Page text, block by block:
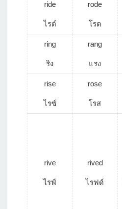
ride
ไรด์
rode
โรด
ring
ริง
rang
แรง
rise
ไรซ์
rose
โรส
rive
ไรฟ์
rived
ไรฟด์